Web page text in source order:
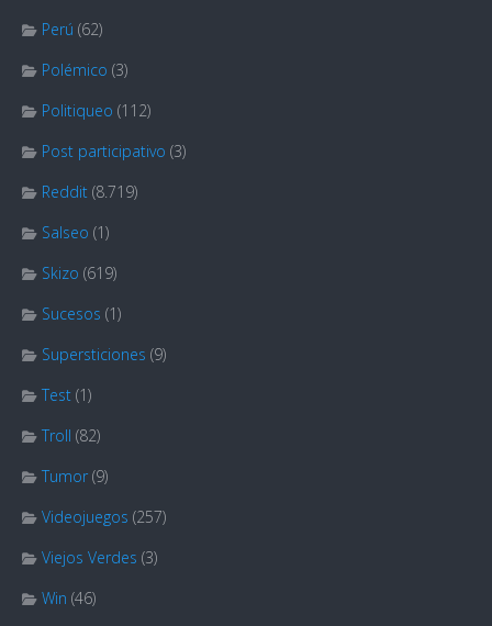
Perú (62)
Polémico (3)
Politiqueo (112)
Post participativo (3)
Reddit (8.719)
Salseo (1)
Skizo (619)
Sucesos (1)
Supersticiones (9)
Test (1)
Troll (82)
Tumor (9)
Videojuegos (257)
Viejos Verdes (3)
Win (46)